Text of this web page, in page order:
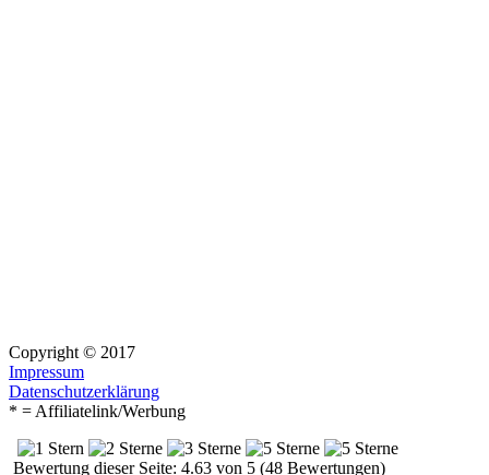
Copyright © 2017
Impressum
Datenschutzerklärung
* = Affiliatelink/Werbung
Bewertung dieser Seite: 4.63 von 5 (48 Bewertungen)